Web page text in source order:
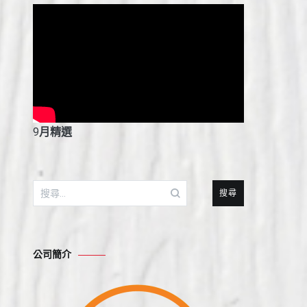
9月精選
搜
尋
字:
公司簡介